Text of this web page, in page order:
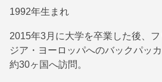
1992年生まれ
2015年3月に大学を卒業した後、
ジア・ヨーロッパへのバックパッ
約30ヶ国へ訪問。